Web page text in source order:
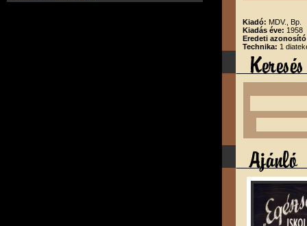
Kiadó: MDV., Bp.
Kiadás éve: 1958
Eredeti
Technika: 1